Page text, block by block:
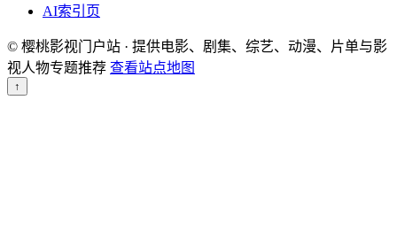
AI索引页
© 樱桃影视门户站 · 提供电影、剧集、综艺、动漫、片单与影
视人物专题推荐 查看站点地图
↑